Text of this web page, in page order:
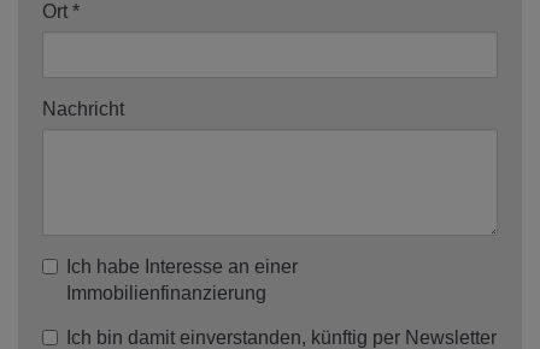
Ort
Nachricht
Ich habe Interesse an einer
Immobilienfinanzierung
Ich bin damit einverstanden, künftig per Newsletter